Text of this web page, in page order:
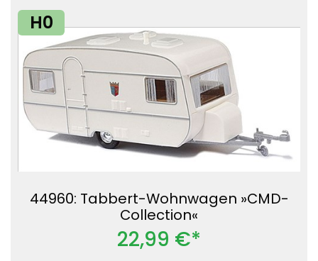
H0
44960: Tabbert-Wohnwagen »CMD-
Collection«
22,99 €*